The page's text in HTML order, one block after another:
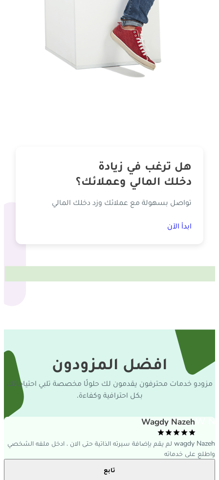
هل ترغب في زيادة
دخلك المالي وعملائك؟
تواصل بسهولة مع عملائك وزد دخلك المالي
ابدأ الآن
افضل المزودون
مزودو خدمات محترفون يقدمون لك حلولًا مخصصة تلبي احتياجاتك
بكل احترافية وكفاءة.
W
Wagdy Nazeh
wagdy Nazeh لم يقم بإضافة سيرته الذاتية حتى الان ، ادخل ملفه الشخصي
على خدماته
تابع